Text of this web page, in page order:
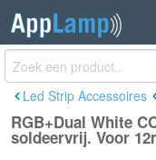
RGB+Dual
koppelstuk,
ledstrips
€2,98
Led Strip Accessoires
RGB+Dual White
soldeervrij. Voor